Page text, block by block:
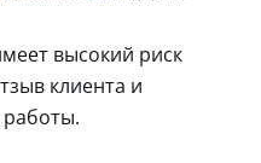
высокий риск
клиента и